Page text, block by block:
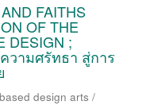
FAITHS
OF THE
DESIGN ;
วามศรัทธา สู่การ
design arts /